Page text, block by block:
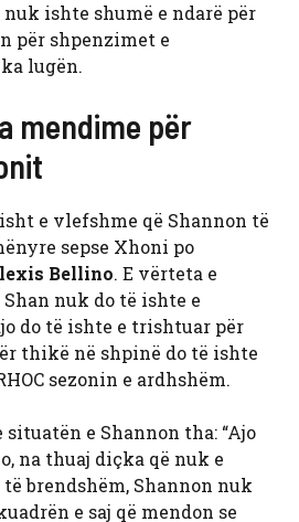
nuk ishte shumë e ndarë për
për shpenzimet e
lugën.
mendime për
e vlefshme që Shannon të
sepse Xhoni po
Bellino. E vërteta e
Shan nuk do të ishte e
do të ishte e trishtuar për
thikë në shpinë do të ishte
sezonin e ardhshëm.
e Shannon tha: “Ajo
na thuaj diçka që nuk e
brendshëm, Shannon nuk
e saj që mendon se